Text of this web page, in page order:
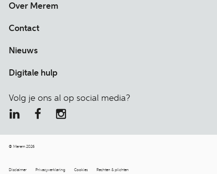
Over Merem
Contact
Nieuws
Digitale hulp
Volg je ons al op social media?
© Merem 2026
Disclaimer Privacyverklaring Cookies Rechten & plichten